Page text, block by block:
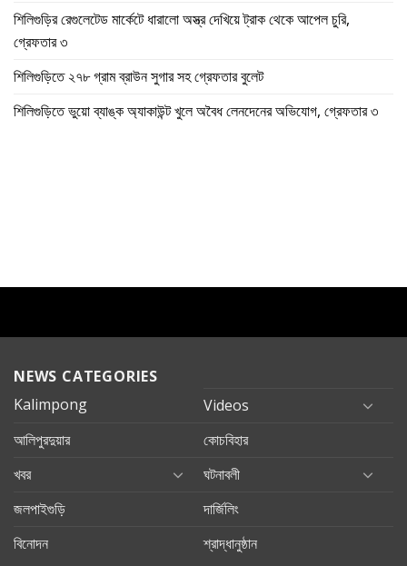
শিলিগুড়ির রেগুলেটেড মার্কেটে ধারালো অস্ত্র দেখিয়ে ট্রাক থেকে আপেল চুরি,
গ্রেফতার ৩
শিলিগুড়িতে ২৭৮ গ্রাম ব্রাউন সুগার সহ গ্রেফতার বুলেট
শিলিগুড়িতে ভুয়ো ব্যাঙ্ক অ্যাকাউন্ট খুলে অবৈধ লেনদেনের অভিযোগ, গ্রেফতার ৩
NEWS CATEGORIES
Kalimpong
Videos
আলিপুরদুয়ার
কোচবিহার
খবর
ঘটনাবলী
জলপাইগুড়ি
দার্জিলিং
বিনোদন
শ্রাদ্ধানুষ্ঠান